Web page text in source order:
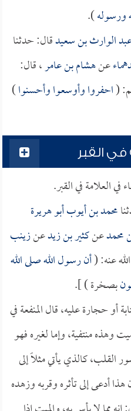
ورسوله).
الوارث بن سعيدقال: حدثنا
عنهشام بن عامر، قال:
(احفروا وأوسعوا وأحسنوا)
القبر
العلامة في القبر.
محمد بن أيوب أبو هريرة
محمدعنكثير بن زيدعنزينب
عنه: (أن رسول الله صلى الله
بصخرة ) ].
أو حجارة عليه، قال المنفعة في
وهذه منتفية، وإما لغيره فهو
القلب، كالذي يأتي مثلاً إلى
أدعى إلى تأثره وقربه وزهده